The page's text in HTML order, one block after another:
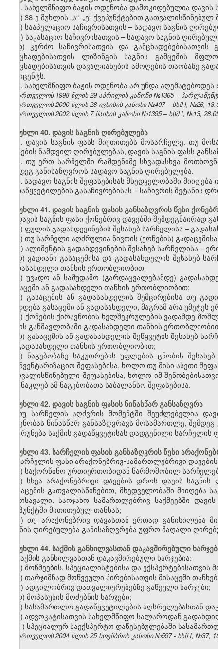
1. სახელმწიფო ბაჟის ოდენობა დამოკიდებულია დავის
ა) 38-ე მუხლის „ა“–„ე“ ქვეპუნქტებით
ბ) სააპელაციო საჩივრისათვის – სადავო საგნის
გ) საკასაციო საჩივრისათვის – სადავო საგნის
დ) კერძო საჩივრისათვის და განცხადებებისათვის
განცხადებისათვის ლიზინგის საგნის გამცემის
განცხადებისათვის დავალიანების ამოღების თაობაზე
პროცენტს.
2. სახელმწიფო ბაჟის ოდენობა არ უნდა აღემატებოდეს
საქართველოს 1998 წლის 29 აპრილის კანონი №1365 –
საქართველოს 2000 წლის 28 ივნისის კანონი №407 – სსმ I, №26,
საქართველოს 2002 წლის 7 მაისის კანონი №1395 – სსმ I, №13,
მუხლი 40. დავის საგნის ღირებულება
1. დავის საგნის ფასს მიუთითებს მოსარჩელე. თუ
ქონების ნამდვილ ღირებულებას, დავის საგნის ფასს
2. თუ ერთ სარჩელში რამდენიმე სხვადასხვა
შემდეგ განისაზღვროს სადავო საგნის ღირებულება.
3. სადავო საგნის შეფასებისას მხედველობაში
გადაწყვეტილების გასაჩივრებისას – საჩივრის შეტანის
მუხლი 41. დავის საგნის ფასის განსაზღვრის წესი
დავის საგნის ფასი ქონებრივ დავებში შემდეგნაირად
ა) ფულის გადახდევინების შესახებ სარჩელისა –
ბ) თუ სარჩელი აღძრულია ნივთის (ქონების)
გ) ალიმენტის გადახდევინების შესახებ სარჩელისა
დ) ვადიანი გასაცემისა და გადასახდელის შესახებ
გადასახდელი თანხის ერთობლიობით;
ე) უვადო ან სამუდამო (გარდაცვალებამდე)
გასაცემი ან გადასახდელი თანხის ერთობლიობით;
ვ) გასაცემის ან გადასახდელის შემცირებისა თუ
დიდდება გასაცემი ან გადასახდელი, მაგრამ არა უმეტეს
ზ) ქონების ქირავნობის ხელშეკრულების ვადამდე
წლის განმავლობაში გადასახდელი თანხის
თ) გასაცემის ან გადასახდელის შეწყვეტის შესახებ
ან გადასახდელი თანხის ერთობლიობით;
ი) ნაგებობაზე საკუთრების უფლების ცნობის
საინვენტარიზაციო შეფასებისა, ხოლო თუ მისი ასეთი
გათვალისწინებული შეფასებისა, ხოლო იმ
არანაკლებ ამ ნაგებობათა საბალანსო შეფასებისა.
მუხლი 42. დავის საგნის ფასის წინასწარ განსაზღვრა
თუ სარჩელის აღძვრის მომენტში შეუძლებელია
ოდენობას წინასწარ განსაზღვრავს მოსამართლე,
დაბრუნება საქმის გადაწყვეტისას დადგენილი სარჩელის
მუხლი 43. სარჩელის ფასის განსაზღვრის წესი
სარჩელის ფასი არაქონებრივ-სამართლებრივი
ა) საქორწინო ურთიერთობიდან წარმოშობილ
ბ) სხვა არაქონებრივი დავების დროს დავის
მონაცემის გათვალისწინებით, მხედველობაში
შემოსავალი. საოჯახო სამართლებრივ საქმეებში
ქვეპუნქტში მითითებულ თანხას;
გ) თუ არაქონებრივ დავასთან ერთად განიხილება
საგნის ღირებულება განისაზღვრება უფრო მაღალი
მუხლი 44. საქმის განხილვასთან დაკავშირებული
საქმის განხილვასთან დაკავშირებული ხარჯებია:
ა) მოწმეების, სპეციალისტებისა და ექსპერტებისათვის
ბ) თარჯიმნად მოწვეული პირებისათვის მისაცემი
გ) ადგილობრივ დათვალიერებებზე გაწეული ხარჯები;
დ) მოპასუხის მოძებნის ხარჯები;
ე) სასამართლო გადაწყვეტილების აღსრულებასთან
ვ) ადვოკატისათვის სახელმწიფო სალაროდან
) სპეციალურ საექსპერტო დაწესებულებაში
საქართველოს 2004 წლის 25 ნოემბრის კანონი №597 - სსმ I, №37,